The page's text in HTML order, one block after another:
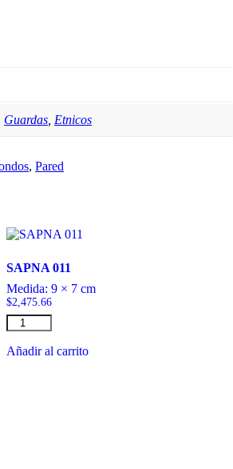
Guardas, Etnicos
, Pared
SAPNA 011
Medida:9 × 7 cm
$2,475.66
SAPNA
011
cantidad
Añadir al carrito